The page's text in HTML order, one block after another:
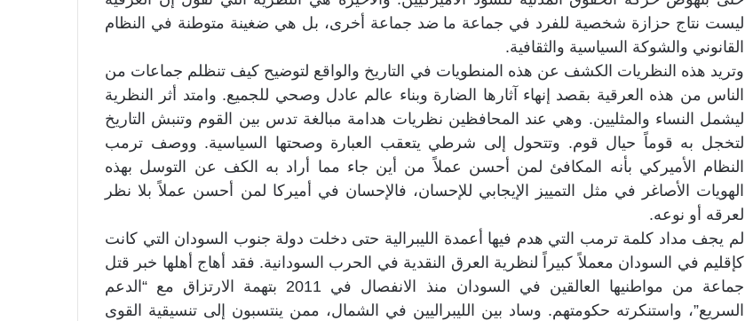
ليست نتاج حزازة شخصية للفرد في جماعة ما ضد جماعة أخرى، بل هي ضغينة متوطنة في النظام
القانوني والشوكة السياسية والثقافية.
وتريد هذه النظريات الكشف عن هذه المنطويات في التاريخ والواقع لتوضيح كيف تنظلم جماعات من
الناس من هذه العرقية بقصد إنهاء آثارها الضارة وبناء عالم عادل وصحي للجميع. وامتد أثر النظرية
ليشمل النساء والمثليين. وهي عند المحافظين نظريات هدامة مبالغة تدس بين القوم وتنبش التاريخ
لتخجل به قوماً حيال قوم. وتتحول إلى شرطي يتعقب العبارة وصحتها السياسية. ووصف ترمب
النظام الأميركي بأنه المكافئ لمن أحسن عملاً من أين جاء مما أراد به الكف عن التوسل بهذه
الهويات الأصاغر في مثل التمييز الإيجابي للإحسان، فالإحسان في أميركا لمن أحسن عملاً بلا نظر
لعرقه أو نوعه.
لم يجف مداد كلمة ترمب التي هدم فيها أعمدة الليبرالية حتى دخلت دولة جنوب السودان التي كانت
كإقليم في السودان معملاً كبيراً لنظرية العرق النقدية في الحرب السودانية. فقد أهاج أهلها خبر قتل
جماعة من مواطنيها العالقين في السودان منذ الانفصال في 2011 بتهمة الارتزاق مع “الدعم
السريع”، واستنكرته حكومتهم. وساد بين الليبراليين في الشمال، ممن ينتسبون إلى تنسيقية القوى